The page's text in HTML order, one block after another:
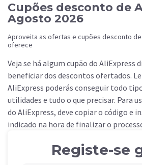
Cupões desconto de
Agosto 2026
Aproveita as ofertas e cupões desconto
oferece
Veja se há algum cupão do AliExpress
beneficiar dos descontos ofertados.
AliExpress poderás conseguir todo
utilidades e tudo o que precisar. Para
do AliExpress, deve copiar o código e
indicado na hora de finalizar o
Registe-se